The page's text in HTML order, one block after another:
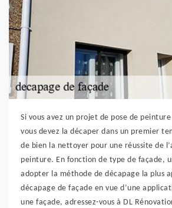
Si vous avez un projet de pose de
vous devez la décaper dans un premier
de bien la nettoyer pour une réussite de
peinture. En fonction de type de façade,
adopter la méthode de décapage la plus
décapage de façade en vue d’une
une façade, adressez-vous à DL